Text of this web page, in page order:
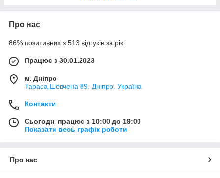
Про нас
86% позитивних з 513 відгуків за рік
Працює з 30.01.2023
м. Дніпро
Тараса Шевчена 89, Дніпро, Україна
Контакти
Сьогодні працює з 10:00 до 19:00
Показати весь графік роботи
Про нас